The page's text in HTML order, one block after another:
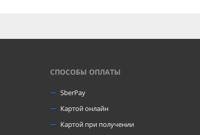
CПОСОБЫ ОПЛАТЫ
SberPay
Картой онлайн
Картой при получении